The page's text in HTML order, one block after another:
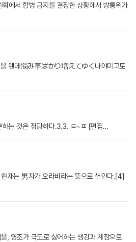
에서 합병 금지를 결정한 상황에서 방통위가
텐데悩み事ばかり増えてゆく나야미고토
하는 것은 정당하다.3.3. ㅌ~ㅍ [편집…
재는 男자가 오라비라는 뜻으로 쓰인다.[4]
, 영조가 극도로 싫어하는 생강과 계잠으로